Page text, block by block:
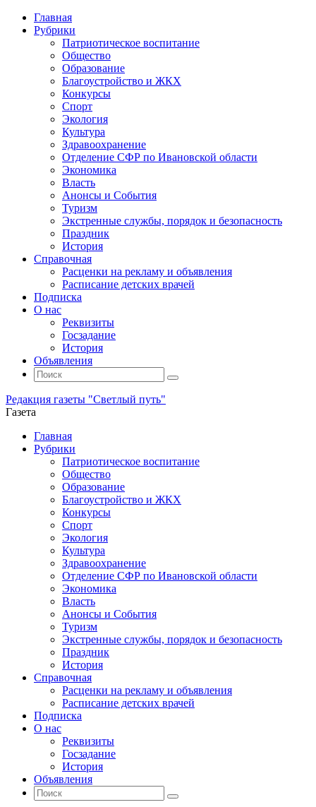
Главная
Рубрики
Патриотическое воспитание
Общество
Образование
Благоустройство и ЖКХ
Конкурсы
Спорт
Экология
Культура
Здравоохранение
Отделение СФР по Ивановской области
Экономика
Власть
Анонсы и События
Туризм
Экстренные службы, порядок и безопасность
Праздник
История
Справочная
Расценки на рекламу и объявления
Расписание детских врачей
Подписка
О нас
Реквизиты
Госзадание
История
Объявления
Поиск
Искать:
Поиск
Редакция газеты "Светлый путь"
Газета
Промотать
содержимому
Главная
Рубрики
Патриотическое воспитание
Общество
Образование
Благоустройство и ЖКХ
Конкурсы
Спорт
Экология
Культура
Здравоохранение
Отделение СФР по Ивановской области
Экономика
Власть
Анонсы и События
Туризм
Экстренные службы, порядок и безопасность
Праздник
История
Справочная
Расценки на рекламу и объявления
Расписание детских врачей
Подписка
О нас
Реквизиты
Госзадание
История
Объявления
Поиск
Искать:
Поиск